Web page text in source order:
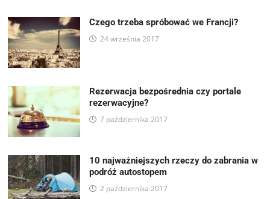
Czego trzeba spróbować we Francji?
24 września 2017
Rezerwacja bezpośrednia czy portale
rezerwacyjne?
7 października 2017
10 najważniejszych rzeczy do zabrania w
podróż autostopem
2 października 2017